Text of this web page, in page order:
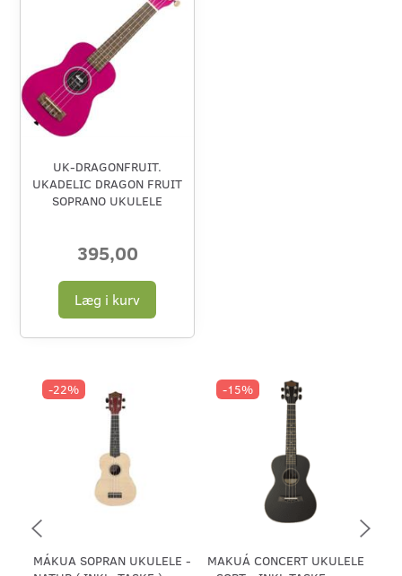
UK-DRAGONFRUIT.
UKADELIC DRAGON FRUIT
SOPRANO UKULELE
395,00
Læg i kurv
-22%
MÁKUA SOPRAN UKULELE -
-15%
MAKUÁ CONCERT UKULELE